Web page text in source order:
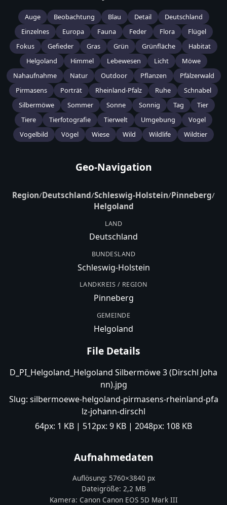
Auge Beobachtung Blau Detail
Deutschland
Einzelnes
Europa Fauna Feder Flora
Flügel
Fokus
Gefieder Gras Grün Grünfläche
Habitat
Helgoland
Himmel Lebewesen Licht
Möwe
Nahaufnahme
Natur Outdoor Pflanzen
Pfälzerwald
Pirmasens
Porträt Rheinland-Pfalz Ruhe
Schnabel
Silbermöwe
Sommer Sonne Sonnig Tag
Tier
Tiere
Tierfotografie Tierwelt Umgebung
Vogel
Vogelbild
Vögel Wiese Wild Wildlife Wildtier
Geo-Navigation
Region/Deutschland/Schleswig-Holstein/Pinneberg/
Helgoland
LAND
Deutschland
BUNDESLAND
Schleswig-Holstein
LANDKREIS / REGION
Pinneberg
GEMEINDE
Helgoland
File Details
D_PI_Helgoland_Helgoland Silbermöwe 3 (Dirschl Joha
nn).jpg
Slug: silbermoewe-helgoland-pirmasens-rheinland-pfa
lz-johann-dirschl
64px: 1 KB | 512px: 9 KB | 2048px: 108 KB
Aufnahmedaten
Auflösung: 5760×3840 px
Dateigröße: 2,2 MB
Kamera: CanonCanon EOS 5D Mark III